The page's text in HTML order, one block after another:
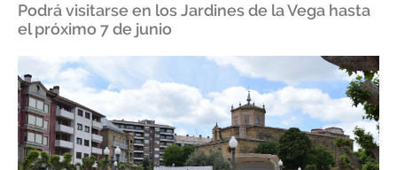
Podrá visitarse en los Jardines de la Vega hasta
el próximo 7 de junio